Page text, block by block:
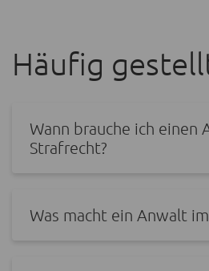
Häufig
Wann brauche ich einen
Strafrecht?
Was macht ein Anwalt